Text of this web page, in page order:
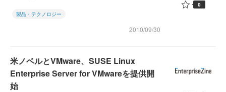
製品・テクノロジー
2010/09/30
0
米ノベルとVMware、SUSE Linux
Enterprise Server for VMwareを提供開
始